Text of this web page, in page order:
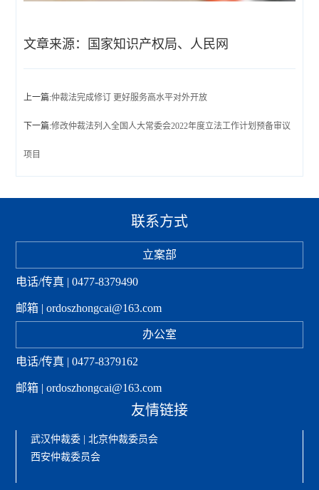
文章来源：国家知识产权局、人民网
上一篇:仲裁法完成修订 更好服务高水平对外开放
下一篇:修改仲裁法列入全国人大常委会2022年度立法工作计划预备审议
项目
联系方式
立案部
电话/传真 | 0477-8379490
邮箱 | ordoszhongcai@163.com
办公室
电话/传真 | 0477-8379162
邮箱 | ordoszhongcai@163.com
友情链接
武汉仲裁委
北京仲裁委员会
西安仲裁委员会